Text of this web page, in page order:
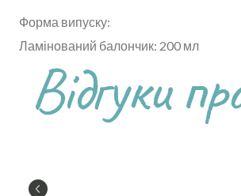
Форма випуску:
Ламінований балончик: 200 мл
Відгуки